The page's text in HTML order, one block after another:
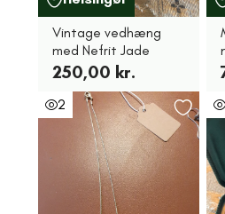
Vintage vedhæng
med Nefrit Jade
250,00 kr.
2